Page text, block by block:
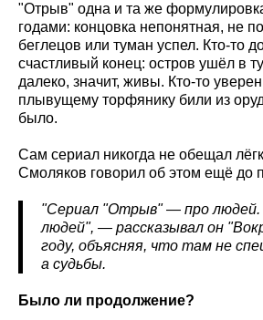
"Отрыв" одна и та же
годами: концовка непонятная, не
беглецов или туман успел. Кто-то
счастливый конец: остров ушёл в
далеко, значит, живы. Кто-то
плывущему торфянику били из
было.
Сам сериал никогда не обещал
Смоляков говорил об этом ещё до
"Сериал "Отрыв" — про
людей", — рассказывал он
году, объясняя, что там не
а судьбы.
Было ли продолжение?